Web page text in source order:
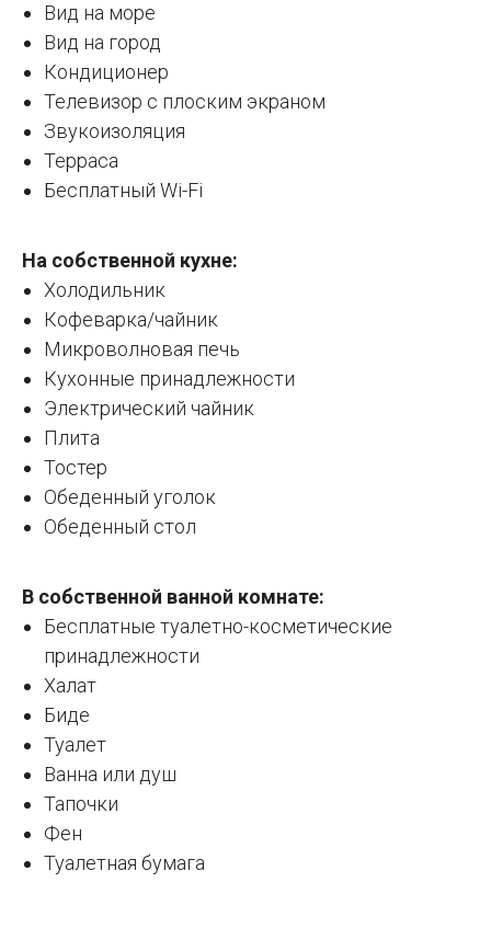
Вид на море
Вид на город
Кондиционер
Телевизор с плоским экраном
Звукоизоляция
Терраса
Бесплатный Wi-Fi
На собственной кухне:
Холодильник
Кофеварка/чайник
Микроволновая печь
Кухонные принадлежности
Электрический чайник
Плита
Тостер
Обеденный уголок
Обеденный стол
В собственной ванной комнате:
Бесплатные туалетно-косметические
принадлежности
Халат
Биде
Туалет
Ванна или душ
Тапочки
Фен
Туалетная бумага